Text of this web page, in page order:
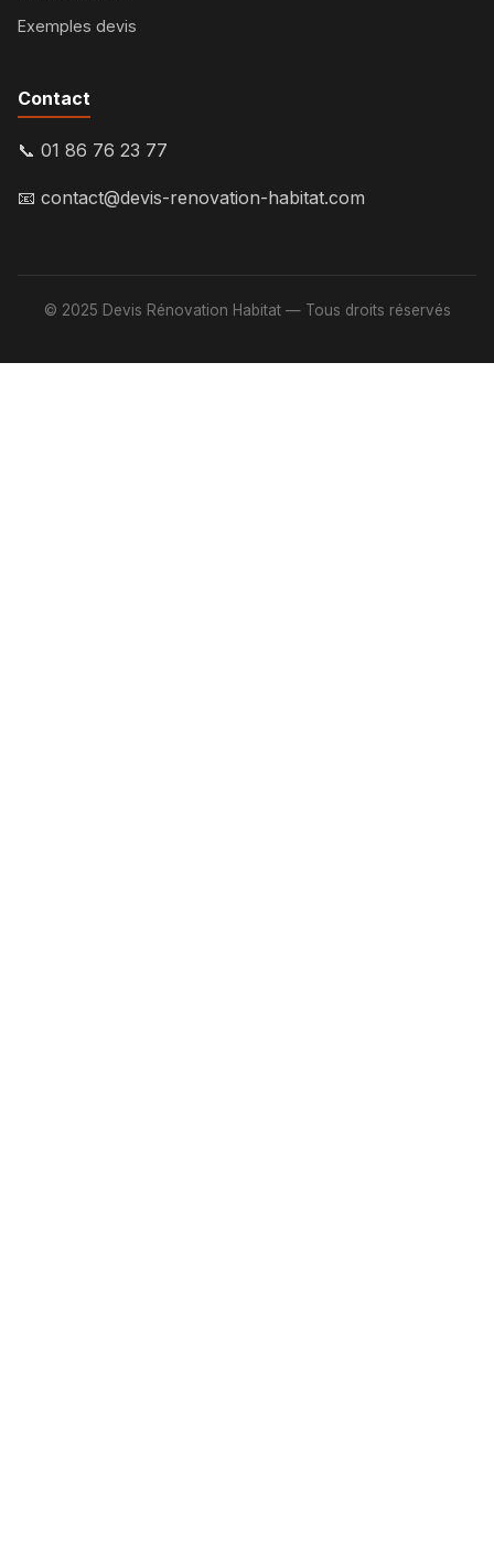
Exemples devis
Contact
📞 01 86 76 23 77
📧 contact@devis-renovation-habitat.com
© 2025 Devis Rénovation Habitat — Tous droits réservés